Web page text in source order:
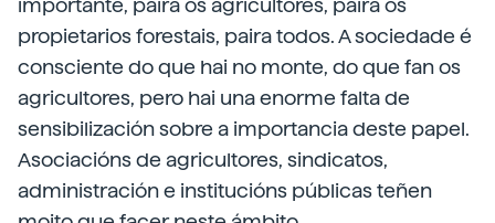
importante, paira os agricultores, paira os
propietarios forestais, paira todos. A sociedade é
consciente do que hai no monte, do que fan os
agricultores, pero hai una enorme falta de
sensibilización sobre a importancia deste papel.
Asociacións de agricultores, sindicatos,
administración e institucións públicas teñen